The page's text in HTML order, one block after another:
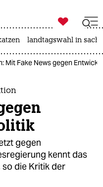

taz zahl ich
landtagswahl in
Mit Fake News gegen
gegen
kennt das
so die Kritik der